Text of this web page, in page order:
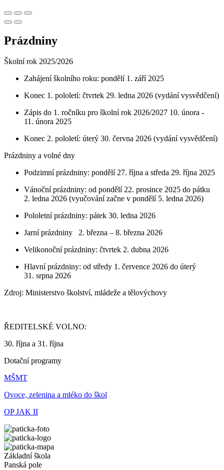
Prázdniny
Školní rok 2025/2026
Zahájení školního roku: pondělí 1. září 2025
Konec 1. pololetí: čtvrtek 29. ledna 2026 (vydání vysvědčení)
Zápis do 1. ročníku pro školní rok 2026/2027 10. února -
11. února 2025
Konec 2. pololetí: úterý 30. června 2026 (vydání vysvědčení)
Prázdniny a volné dny
Podzimní prázdniny: pondělí 27. října a středa 29. října 2025
Vánoční prázdniny: od pondělí 22. prosince 2025 do pátku
2. ledna 2026 (vyučování začne v pondělí 5. ledna 2026)
Pololetní prázdniny: pátek 30. ledna 2026
Jarní prázdniny 2. března – 8. března 2026
Velikonoční prázdniny: čtvrtek 2. dubna 2026
Hlavní prázdniny: od středy 1. července 2026 do úterý
31. srpna 2026
Zdroj: Ministerstvo školství, mládeže a tělovýchovy
ŘEDITELSKÉ VOLNO:
30. října a 31. října
Dotační programy
MŠMT
Ovoce, zelenina a mléko do škol
OP JAK II
Základní škola
Panská pole